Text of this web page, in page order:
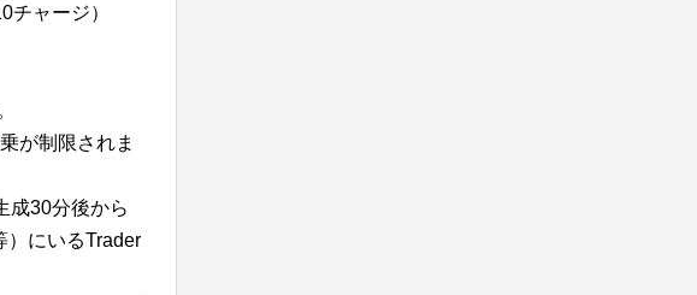
ャージ）
が制限されま
成30分後から
）にいるTrader